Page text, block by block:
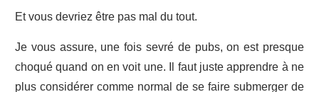
Et vous devriez être pas mal du tout.
Je vous assure, une fois sevré de pubs, on est presque
choqué quand on en voit une. Il faut juste apprendre à ne
plus considérer comme normal de se faire submerger de